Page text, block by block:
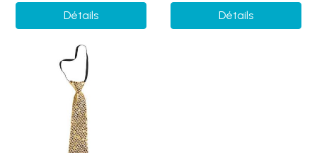
Détails Détails